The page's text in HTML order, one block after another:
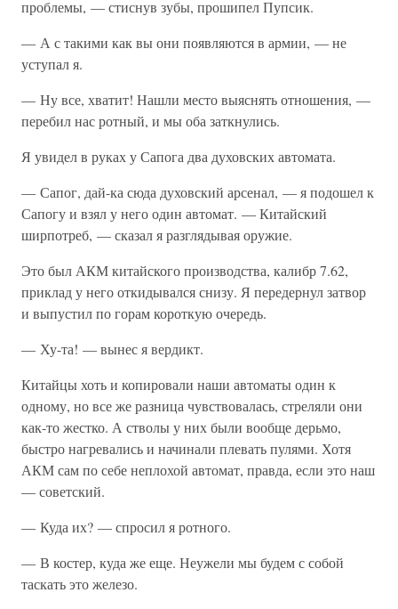
проблемы, — стиснув зубы, прошипел Пупсик.
— А с такими как вы они появляются в армии, — не
уступал я.
— Ну все, хватит! Нашли место выяснять отношения, —
перебил нас ротный, и мы оба заткнулись.
Я увидел в руках у Сапога два духовских автомата.
— Сапог, дай-ка сюда духовский арсенал, — я подошел к
Сапогу и взял у него один автомат. — Китайский
ширпотреб, — сказал я разглядывая оружие.
Это был АКМ китайского производства, калибр 7.62,
приклад у него откидывался снизу. Я передернул затвор
и выпустил по горам короткую очередь.
— Ху-та! — вынес я вердикт.
Китайцы хоть и копировали наши автоматы один к
одному, но все же разница чувствовалась, стреляли они
как-то жестко. А стволы у них были вообще дерьмо,
быстро нагревались и начинали плевать пулями. Хотя
АКМ сам по себе неплохой автомат, правда, если это наш
— советский.
— Куда их? — спросил я ротного.
— В костер, куда же еще. Неужели мы будем с собой
таскать это железо.